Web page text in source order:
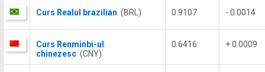
Curs Realul brazilian (BRL) 0.9107 - 0.0014
Curs Renminbi-ul
chinezesc (CNY)
0.6416 + 0.0009